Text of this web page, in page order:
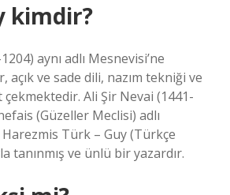
kimdir?
aynı adlı Mesnevisi’ne
açık ve sade dili, nazım tekniği ve
çekmektedir. Ali Şir Nevai (1441-
(Güzeller Meclisi) adlı
Türk – Guy (Türkçe
tanınmış ve ünlü bir yazardır.